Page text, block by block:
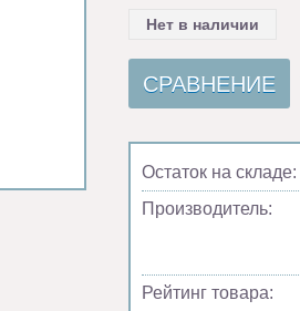
Нет в наличии
СРАВНЕНИЕ
Остаток на складе:
Производитель:
Рейтинг товара: